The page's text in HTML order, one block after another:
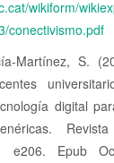
wikiform/
conectivismo.pdf
Martínez, S.
digital
e206. Epub